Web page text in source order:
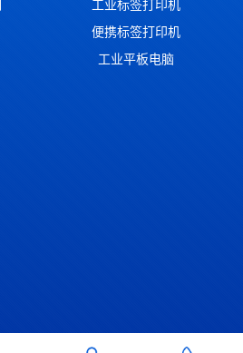
工业标签打印机
便携标签打印机
工业平板电脑